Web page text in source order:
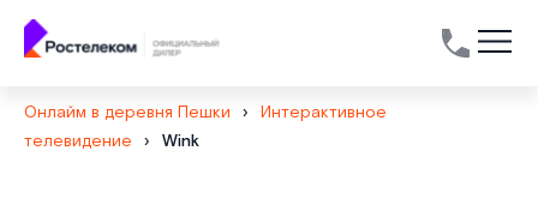
Онлайм в деревня Пешки ›
Интерактивное
телевидение
› Wink